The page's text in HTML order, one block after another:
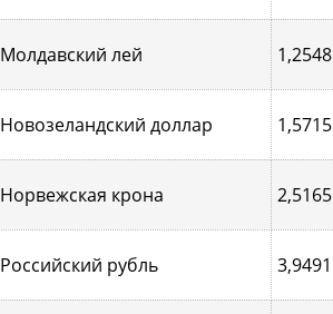
Молдавский лей 1,2548
Новозеландский доллар 1,5715
Норвежская крона 2,5165
Российский рубль 3,9491